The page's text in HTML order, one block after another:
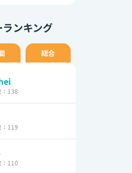
ンキング
総合
：138
：119
：110